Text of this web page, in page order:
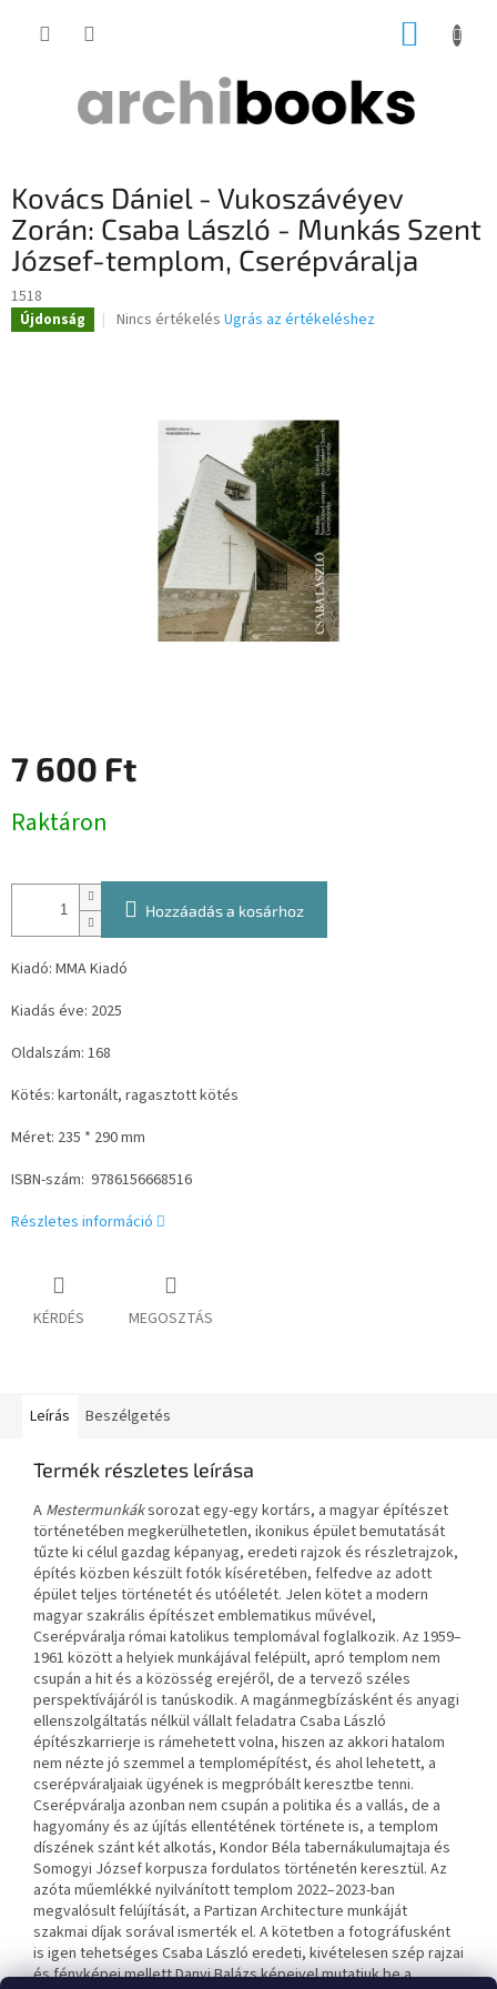
KOSÁR
Kovács Dániel - Vukoszávéyev
Zorán: Csaba László - Munkás Szent
József-templom, Cserépváralja
1518
Újdonság
A
Nincs értékelés Ugrás az értékeléshez
7 600 Ft
Raktáron
Hozzáadás a kosárhoz
Kiadó: MMA Kiadó
Kiadás éve: 2025
Oldalszám: 168
Kötés: kartonált, ragasztott kötés
Méret: 235 * 290 mm
ISBN-szám: 9786156668516
Részletes információ
KÉRDÉS MEGOSZTÁS
Leírás Beszélgetés
Termék részletes leírása
A Mestermunkáksorozat egy-egy kortárs, a magyar építészet
történetében megkerülhetetlen, ikonikus épület bemutatását
tűzte ki célul gazdag képanyag, eredeti rajzok és részletrajzok,
építés közben készült fotók kíséretében, felfedve az adott
épület teljes történetét és utóéletét. Jelen kötet a modern
magyar szakrális építészet emblematikus művével,
Cserépváralja római katolikus templomával foglalkozik. Az 1959–
1961 között a helyiek munkájával felépült, apró templom nem
csupán a hit és a közösség erejéről, de a tervező széles
perspektívájáról is tanúskodik. A magánmegbízásként és anyagi
ellenszolgáltatás nélkül vállalt feladatra Csaba László
építészkarrierje is rámehetett volna, hiszen az akkori hatalom
nem nézte jó szemmel a templomépítést, és ahol lehetett, a
cserépváraljaiak ügyének is megpróbált keresztbe tenni.
Cserépváralja azonban nem csupán a politika és a vallás, de a
hagyomány és az újítás ellentétének története is, a templom
díszének szánt két alkotás, Kondor Béla tabernákulumajtaja és
Somogyi József korpusza fordulatos történetén keresztül. Az
azóta műemlékké nyilvánított templom 2022–2023-ban
megvalósult felújítását, a Partizan Architecture munkáját
szakmai díjak sorával ismerték el. A kötetben a fotográfusként
is igen tehetséges Csaba László eredeti, kivételesen szép rajzai
és fényképei mellett Danyi Balázs képeivel mutatjuk be a